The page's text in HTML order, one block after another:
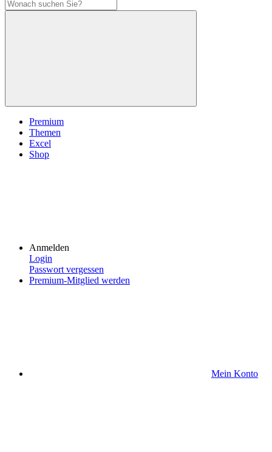
Premium
Themen
Excel
Shop
Anmelden
Login
Passwort vergessen
Premium-Mitglied werden
Mein Konto